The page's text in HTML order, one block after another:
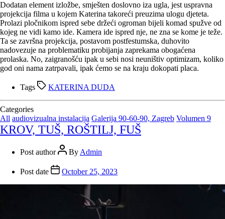
Dodatan element izložbe, smješten doslovno iza ugla, jest uspravna
projekcija filma u kojem Katerina takoreći preuzima ulogu djeteta.
Prolazi pločnikom ispred sebe držeći ogroman bijeli komad spužve od
kojeg ne vidi kamo ide. Kamera ide ispred nje, ne zna se kome je teže.
Ta se završna projekcija, postavom postfestumska, duhovito
nadovezuje na problematiku probijanja zaprekama obogaćena
prolaska. No, zaigranošću ipak u sebi nosi neuništiv optimizam, koliko
god oni nama zatrpavali, ipak ćemo se na kraju dokopati placa.
Tags KATERINA DUDA
Categories
All audiovizualna instalacija Galerija 90-60-90, Zagreb Volumen 9
KROV, TUŠ, ROŠTILJ, FUŠ
Post author By Admin
Post date October 25, 2023